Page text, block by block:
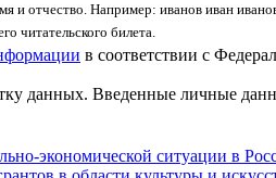
и отчество. Например: иванов иван
читательского билета.
в соответствии с
данных. Введенные личные